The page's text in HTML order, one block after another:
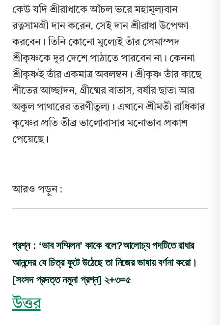
কেউ যদি শ্রীরাধাকে আঁচল ভরে মহামূল্যবান
রত্নসামগ্রী দান করেন, সেই দান শ্রীরাধা উপেক্ষা
করবেন। তিনি কোনো মূল্যেই তাঁর প্রেমাস্পদ
শ্রীকৃষ্ণকে দূর দেশে পাঠাতে পারবেন না। কেননা
শ্রীকৃষ্ণই তাঁর একমাত্র অবলম্বন। শ্রীকৃষ্ণ তাঁর কাছে
শীতের আচ্ছাদন, গ্রীষ্মের বাতাস, বর্ষার ছাতা আর
অকুল পাথারের তরণীতুল্য। এখানে শ্রীমতী রাধিকার
কৃষ্ণের প্রতি তীব্র ভালোবাসার মনোভাব প্রকাশ
পেয়েছে।
আরও পড়ুন :
প্রশ্ন : ‘ভাব সম্মিলন’ কাকে বলে?আলোচ্য পদটিতে রাধার
আনন্দের যে চিত্র ফুটে উঠেছে তা নিজের ভাষায় বর্ণনা করো।
[সংসদ প্রদত্ত নমুনা প্রশ্ন] ২+৩=৫
উত্তর